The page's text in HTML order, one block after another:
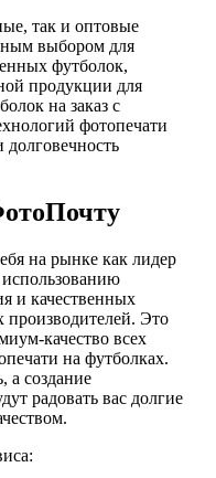
так и оптовые
выбором для
футболок,
продукции для
на заказ с
фотопечати
долговечность
на рынке как лидер
использованию
и качественных
Это
качество всех
на футболках.
а создание
радовать вас долгие